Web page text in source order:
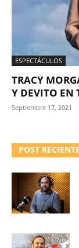
ESPECTÁCULOS
TRACY
Y DEVITO EN
Septiembre 17, 2021
POST